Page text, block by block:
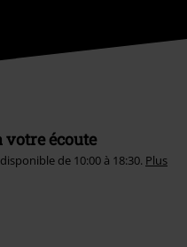
votre écoute
de 10:00 à 18:30. Plus